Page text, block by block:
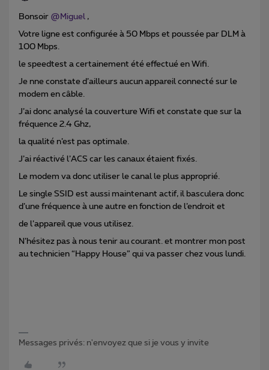
Bonsoir @Miguel ,
Votre ligne est configurée à 50 Mbps et poussée par DLM à
100 Mbps.
le speedtest a certainement été effectué en Wifi.
Je nne constate d’ailleurs aucun appareil connecté sur le
modem en câble.
J’ai donc analysé la couverture Wifi et constate que sur la
fréquence 2.4 Ghz,
la qualité n’est pas optimale.
J’ai réactivé l’ACS car les canaux étaient fixés.
Le modem va donc utiliser le canal le plus approprié.
Le single SSID est aussi maintenant actif, il basculera donc
d’une fréquence à une autre en fonction de l’endroit et
de l’appareil que vous utilisez.
N’hésitez pas à nous tenir au courant. et montrer mon post
au technicien “Happy House” qui va passer chez vous lundi.
Messages privés: n'envoyez que si je vous y invite